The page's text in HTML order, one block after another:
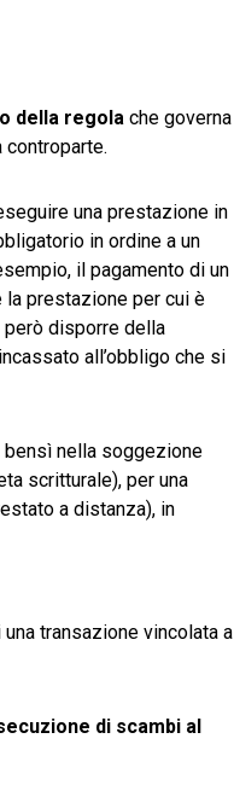
della regola che governa
una prestazione in
in ordine a un
il pagamento di un
la prestazione per cui è
però disporre della
all’obbligo che si
bensì nella soggezione
scritturale), per una
a distanza), in
transazione vincolata a
di scambi al